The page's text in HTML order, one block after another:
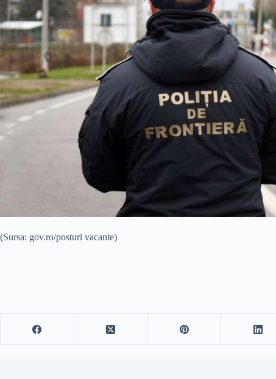
(Sursa: gov.ro/posturi vacante)